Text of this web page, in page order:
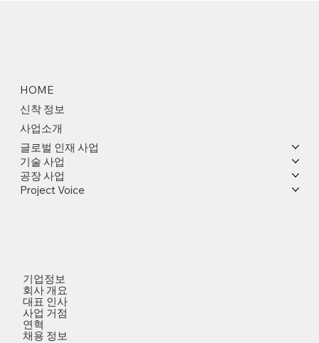
HOME
신착 정보
사업소개
글로벌 인재 사업
기술 사업
공장 사업
Project Voice
기업정보
회사 개요
대표 인사
사업 거점
연혁
채용 정보